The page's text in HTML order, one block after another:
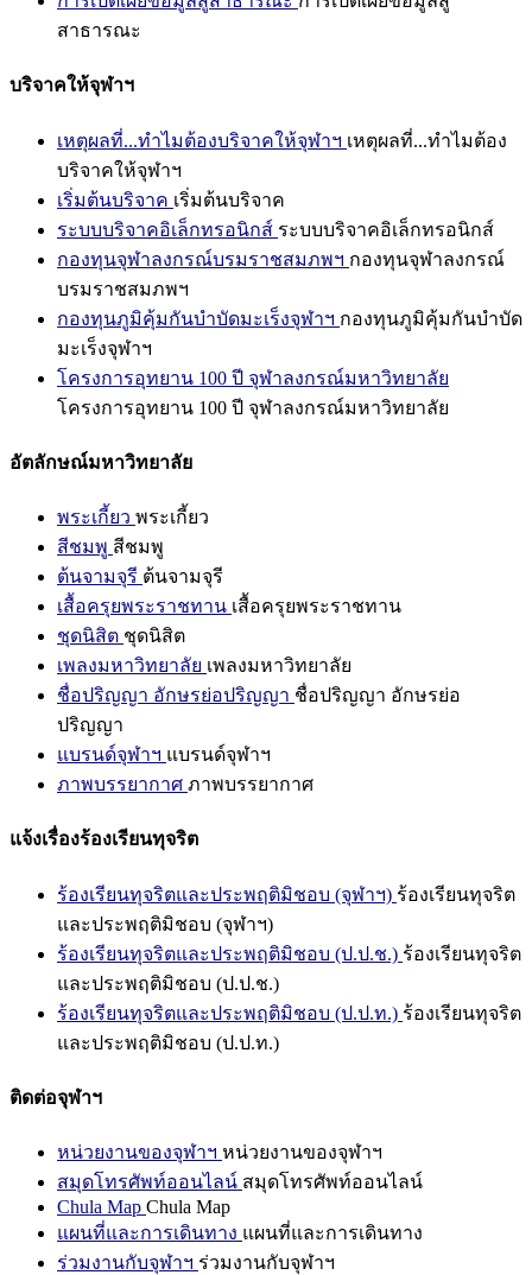
สาธารณะ
บริจาคให้จุฬาฯ
เหตุผลที่...ทำไมต้องบริจาคให้จุฬาฯ เหตุผลที่...ทำไมต้อง
บริจาคให้จุฬาฯ
เริ่มต้นบริจาค เริ่มต้นบริจาค
ระบบบริจาคอิเล็กทรอนิกส์ ระบบบริจาคอิเล็กทรอนิกส์
กองทุนจุฬาลงกรณ์บรมราชสมภพฯ กองทุนจุฬาลงกรณ์
บรมราชสมภพฯ
กองทุนภูมิคุ้มกันบำบัดมะเร็งจุฬาฯ กองทุนภูมิคุ้มกันบำบัด
มะเร็งจุฬาฯ
โครงการอุทยาน 100 ปี จุฬาลงกรณ์มหาวิทยาลัย
โครงการอุทยาน 100 ปี จุฬาลงกรณ์มหาวิทยาลัย
อัตลักษณ์มหาวิทยาลัย
พระเกี้ยว พระเกี้ยว
สีชมพู สีชมพู
ต้นจามจุรี ต้นจามจุรี
เสื้อครุยพระราชทาน เสื้อครุยพระราชทาน
ชุดนิสิต ชุดนิสิต
เพลงมหาวิทยาลัย เพลงมหาวิทยาลัย
ชื่อปริญญา อักษรย่อปริญญา ชื่อปริญญา อักษรย่อ
ปริญญา
แบรนด์จุฬาฯ แบรนด์จุฬาฯ
ภาพบรรยากาศ ภาพบรรยากาศ
แจ้งเรื่องร้องเรียนทุจริต
ร้องเรียนทุจริตและประพฤติมิชอบ (จุฬาฯ) ร้องเรียนทุจริต
และประพฤติมิชอบ (จุฬาฯ)
ร้องเรียนทุจริตและประพฤติมิชอบ (ป.ป.ช.) ร้องเรียนทุจริต
และประพฤติมิชอบ (ป.ป.ช.)
ร้องเรียนทุจริตและประพฤติมิชอบ (ป.ป.ท.) ร้องเรียนทุจริต
และประพฤติมิชอบ (ป.ป.ท.)
ติดต่อจุฬาฯ
หน่วยงานของจุฬาฯ หน่วยงานของจุฬาฯ
สมุดโทรศัพท์ออนไลน์ สมุดโทรศัพท์ออนไลน์
Chula Map Chula Map
แผนที่และการเดินทาง แผนที่และการเดินทาง
ร่วมงานกับจุฬาฯ ร่วมงานกับจุฬาฯ